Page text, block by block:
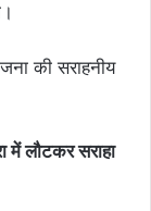
में लौटकर सराहा